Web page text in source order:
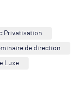
Privatisation
de direction
Luxe